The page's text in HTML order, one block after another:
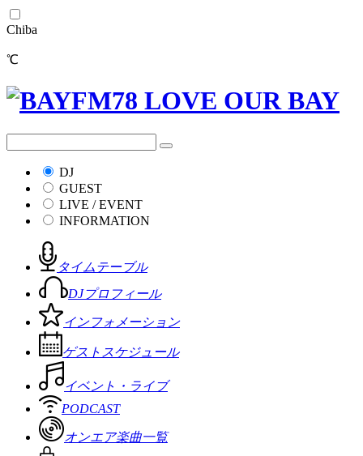
Chiba
℃
DJ
GUEST
LIVE / EVENT
INFORMATION
タイムテーブル
DJプロフィール
インフォメーション
ゲストスケジュール
イベント・ライブ
PODCAST
オンエア楽曲一覧